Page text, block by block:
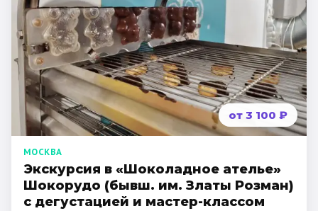
от 3 100 ₽
МОСКВА
Экскурсия в «Шоколадное ателье»
Шокорудо (бывш. им. Златы Розман)
с дегустацией и мастер-классом